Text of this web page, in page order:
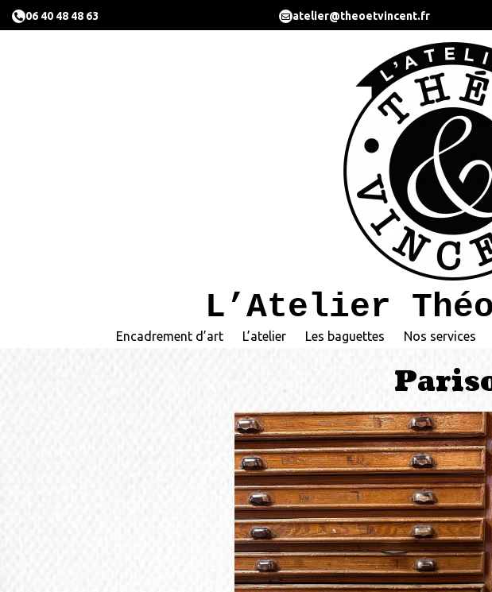
06 40 48 48 63 atelier@theoetvincent.fr
L’Atelier
Encadrement d’art L’atelier Les baguettes Nos services